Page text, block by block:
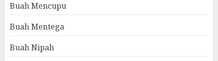
Buah Mencupu
Buah Mentega
Buah Nipah